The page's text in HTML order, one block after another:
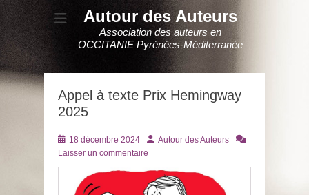
Autour des Auteurs
Association des auteurs en
OCCITANIE Pyrénées-Méditerranée
Appel à texte Prix Hemingway
2025
Posté
le
18 décembre 2024 AuteurAutour des Auteurs
Laisser un commentaire